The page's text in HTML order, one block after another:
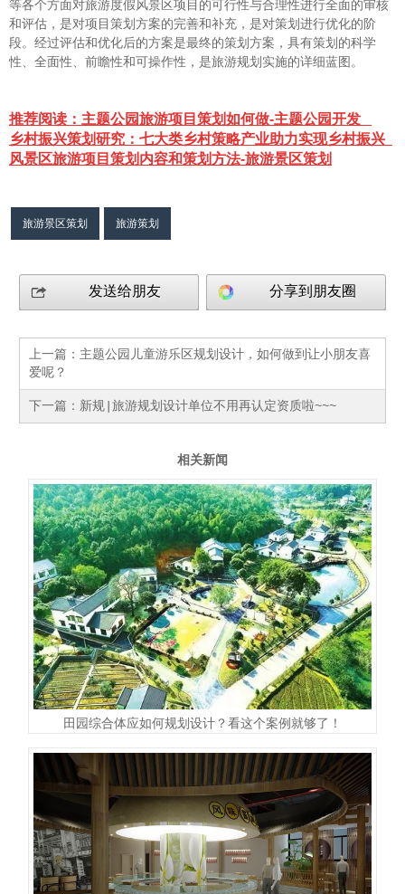
等各个方面对旅游度假风景区项目的可行性与合理性进行全面的审核
和评估，是对项目策划方案的完善和补充，是对策划进行优化的阶
段。经过评估和优化后的方案是最终的策划方案，具有策划的科学
性、全面性、前瞻性和可操作性，是旅游规划实施的详细蓝图。
推荐阅读： 主题公园旅游项目策划如何做-主题公园开发
乡村振兴策划研究：七大类乡村策略产业助力实现乡村振兴
风景区旅游项目策划内容和策划方法-旅游景区策划
旅游景区策划 旅游策划
发送给朋友 分享到朋友圈
上一篇： 主题公园儿童游乐区规划设计，如何做到让小朋友喜
爱呢？
下一篇： 新规|旅游规划设计单位不用再认定资质啦~~~
相关新闻
田园综合体应如何规划设计？看这个案例就够了！